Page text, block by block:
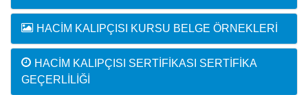
HACIM KALIPÇISI KURSU BELGE ÖRNEKLERI
HACIM KALIPÇISI SERTIFIKASI SERTIFIKA
GEÇERLILIĞI